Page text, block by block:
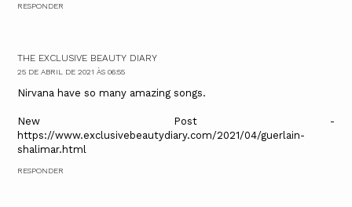
RESPONDER
THE EXCLUSIVE BEAUTY DIARY
25 DE ABRIL DE 2021 ÀS 06:55
Nirvana have so many amazing songs.
New Post -
https://www.exclusivebeautydiary.com/2021/04/guerlain-
shalimar.html
RESPONDER